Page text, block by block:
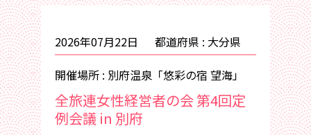
2026年07月22日
都道府県 : 大分県
開催場所 : 別府温泉「悠彩の宿 望海」
全旅連女性経営者の会 第4回定
例会議 in 別府